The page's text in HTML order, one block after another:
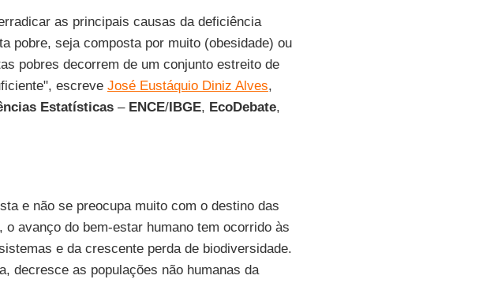
as principais causas da deficiência
pobre, seja composta por muito (obesidade) ou
pobres decorrem de um conjunto estreito de
escreve José Eustáquio Diniz Alves,
Estatísticas– ENCE/IBGE, EcoDebate,
e não se preocupa muito com o destino das
avanço do bem-estar humano tem ocorrido às
e da crescente perda de biodiversidade.
decresce as populações não humanas da